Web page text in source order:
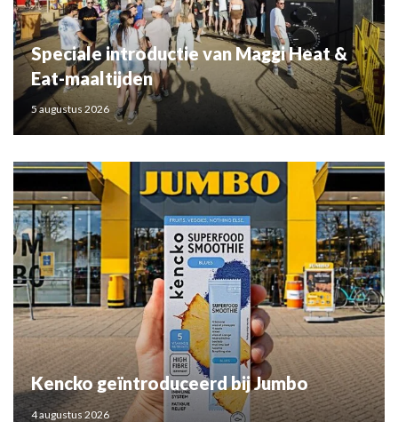
Speciale introductie van Maggi Heat &
Eat-maaltijden
5 augustus 2026
Kencko geïntroduceerd bij Jumbo
4 augustus 2026